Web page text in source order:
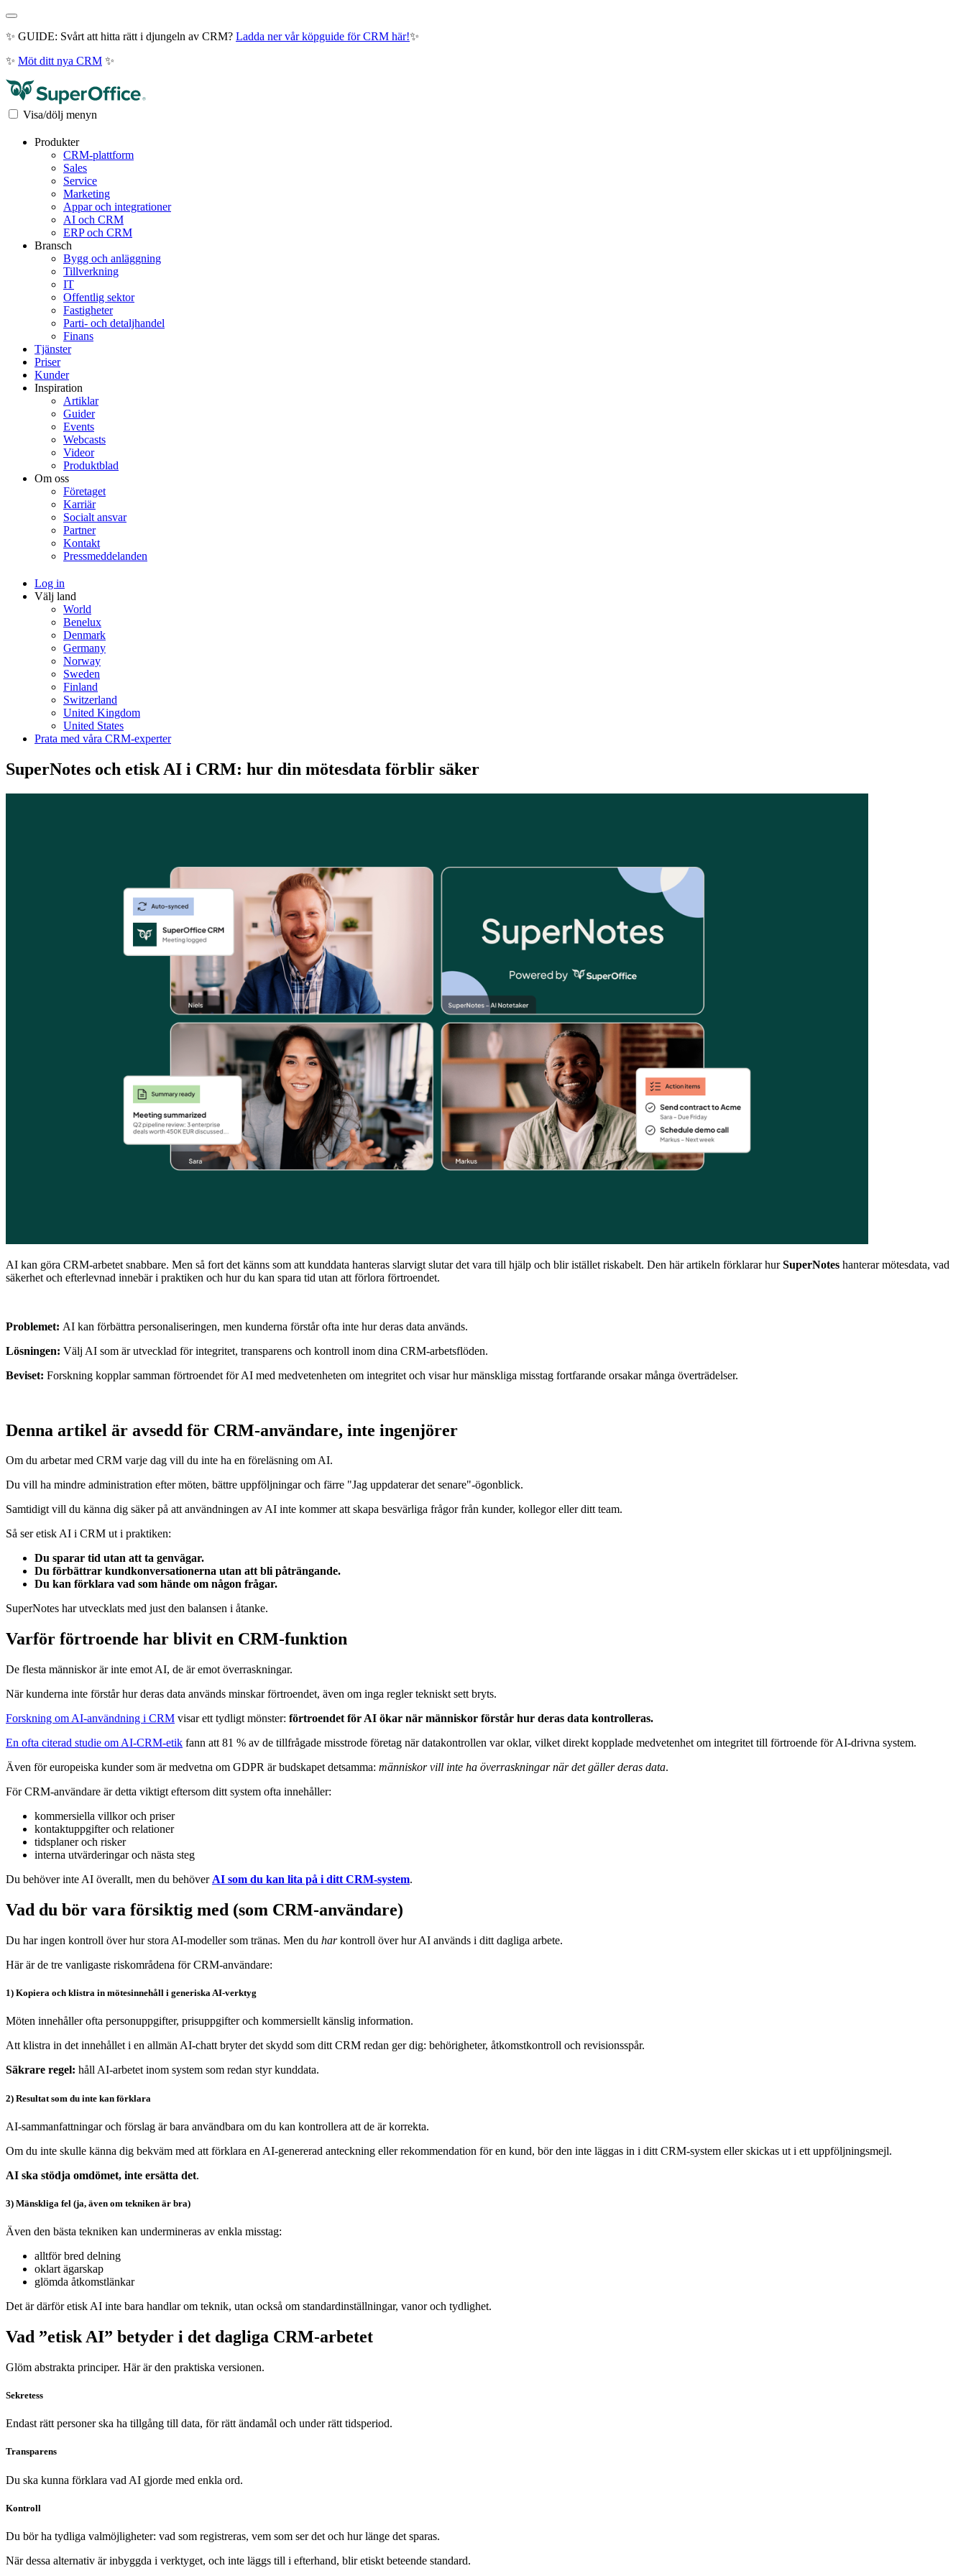
✨ GUIDE: Svårt att hitta rätt i djungeln av CRM? Ladda ner vår köpguide för CRM här!✨
✨ Möt ditt nya CRM ✨
Visa/dölj menyn
Produkter
CRM-plattform
Sales
Service
Marketing
Appar och integrationer
AI och CRM
ERP och CRM
Bransch
Bygg och anläggning
Tillverkning
IT
Offentlig sektor
Fastigheter
Parti- och detaljhandel
Finans
Tjänster
Priser
Kunder
Inspiration
Artiklar
Guider
Events
Webcasts
Videor
Produktblad
Om oss
Företaget
Karriär
Socialt ansvar
Partner
Kontakt
Pressmeddelanden
Log in
Välj land
World
Benelux
Denmark
Germany
Norway
Sweden
Finland
Switzerland
United Kingdom
United States
Prata med våra CRM-experter
SuperNotes och etisk AI i CRM: hur din mötesdata förblir säker
AI kan göra CRM-arbetet snabbare. Men så fort det känns som att kunddata hanteras slarvigt slutar det vara till hjälp och blir istället riskabelt. Den här artikeln förklarar hurSuperNotes hanterar mötesdata, vad
säkerhet och efterlevnad innebär i praktiken och hur du kan spara tid utan att förlora förtroendet.
Problemet: AI kan förbättra personaliseringen, men kunderna förstår ofta inte hur deras data används.
Lösningen: Välj AI som är utvecklad för integritet, transparens och kontroll inom dina CRM-arbetsflöden.
Beviset: Forskning kopplar samman förtroendet för AI med medvetenheten om integritet och visar hur mänskliga misstag fortfarande orsakar många överträdelser.
Denna artikel är avsedd för CRM-användare, inte ingenjörer
Om du arbetar med CRM varje dag vill du inte ha en föreläsning om AI.
Du vill ha mindre administration efter möten, bättre uppföljningar och färre "Jag uppdaterar det senare"-ögonblick.
Samtidigt vill du känna dig säker på att användningen av AI inte kommer att skapa besvärliga frågor från kunder, kollegor eller ditt team.
Så ser etisk AI i CRM ut i praktiken:
Du sparar tid utan att ta genvägar.
Du förbättrar kundkonversationerna utan att bli påträngande.
Du kan förklara vad som hände om någon frågar.
SuperNotes har utvecklats med just den balansen i åtanke.
Varför förtroende har blivit en CRM-funktion
De flesta människor är inte emot AI, de är emot överraskningar.
När kunderna inte förstår hur deras data används minskar förtroendet, även om inga regler tekniskt sett bryts.
Forskning om AI-användning i CRM visar ett tydligt mönster: förtroendet för AI ökar när människor förstår hur deras data kontrolleras.
En ofta citerad studie om AI-CRM-etik fann att 81 % av de tillfrågade misstrode företag när datakontrollen var oklar, vilket direkt kopplade medvetenhet om integritet till förtroende för AI-drivna system.
Även för europeiska kunder som är medvetna om GDPR är budskapet detsamma: människor vill inte ha överraskningar när det gäller deras data.
För CRM-användare är detta viktigt eftersom ditt system ofta innehåller:
kommersiella villkor och priser
kontaktuppgifter och relationer
tidsplaner och risker
interna utvärderingar och nästa steg
Du behöver inte AI överallt, men du behöver AI som du kan lita på i ditt CRM-system.
Vad du bör vara försiktig med (som CRM-användare)
Du har ingen kontroll över hur stora AI-modeller som tränas. Men du harkontroll över hur AI används i ditt dagliga arbete.
Här är de tre vanligaste riskområdena för CRM-användare:
1) Kopiera och klistra in mötesinnehåll i generiska AI-verktyg
Möten innehåller ofta personuppgifter, prisuppgifter och kommersiellt känslig information.
Att klistra in det innehållet i en allmän AI-chatt bryter det skydd som ditt CRM redan ger dig: behörigheter, åtkomstkontroll och revisionsspår.
Säkrare regel: håll AI-arbetet inom system som redan styr kunddata.
2) Resultat som du inte kan förklara
AI-sammanfattningar och förslag är bara användbara om du kan kontrollera att de är korrekta.
Om du inte skulle känna dig bekväm med att förklara en AI-genererad anteckning eller rekommendation för en kund, bör den inte läggas in i ditt CRM-system eller skickas ut i ett uppföljningsmejl.
AI ska stödja omdömet, inte ersätta det.
3) Mänskliga fel (ja, även om tekniken är bra)
Även den bästa tekniken kan undermineras av enkla misstag:
alltför bred delning
oklart ägarskap
glömda åtkomstlänkar
Det är därför etisk AI inte bara handlar om teknik, utan också om standardinställningar, vanor och tydlighet.
Vad ”etisk AI” betyder i det dagliga CRM-arbetet
Glöm abstrakta principer. Här är den praktiska versionen.
Sekretess
Endast rätt personer ska ha tillgång till data, för rätt ändamål och under rätt tidsperiod.
Transparens
Du ska kunna förklara vad AI gjorde med enkla ord.
Kontroll
Du bör ha tydliga valmöjligheter: vad som registreras, vem som ser det och hur länge det sparas.
När dessa alternativ är inbyggda i verktyget, och inte läggs till i efterhand, blir etiskt beteende standard.